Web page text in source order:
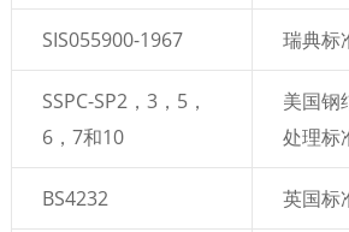
SIS055900-1967 瑞典标
SSPC-SP2，3，5，
6，7和10
美国钢
处理标
BS4232 英国标